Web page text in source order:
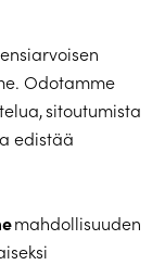
Odotamme
sitoutumista
edistää
mahdollisuuden